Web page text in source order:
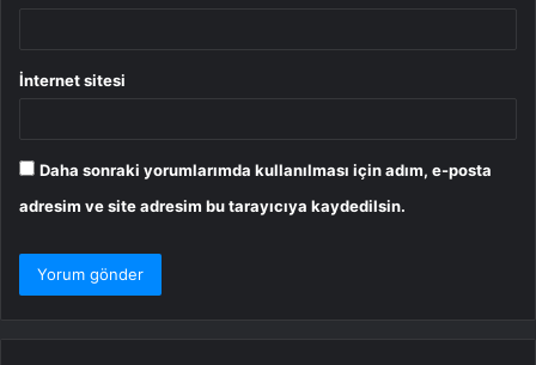
İnternet sitesi
Daha sonraki yorumlarımda kullanılması için adım, e-posta
adresim ve site adresim bu tarayıcıya kaydedilsin.